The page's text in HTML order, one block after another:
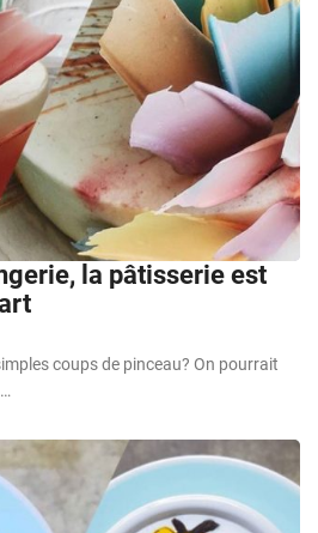
la pâtisserie est
coups de pinceau? On pourrait